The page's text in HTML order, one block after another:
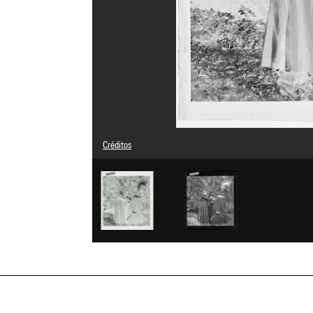
Créditos
© Eli Lotar
Créditos fotográficos : Centre Pompidou, MNAM-CCI/Dist.
Referencia de la imagen : 4G32331
Difusión de la imagen : GrandPalaisRmnPhoto